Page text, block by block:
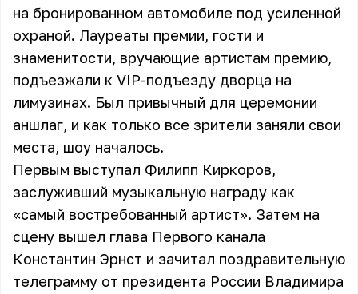
на бронированном автомобиле под усиленной
охраной. Лауреаты премии, гости и
знаменитости, вручающие артистам премию,
подъезжали к VIP-подъезду дворца на
лимузинах. Был привычный для церемонии
аншлаг, и как только все зрители заняли свои
места, шоу началось.
Первым выступал Филипп Киркоров,
заслуживший музыкальную награду как
«самый востребованный артист». Затем на
сцену вышел глава Первого канала
Константин Эрнст и зачитал поздравительную
телеграмму от президента России Владимира